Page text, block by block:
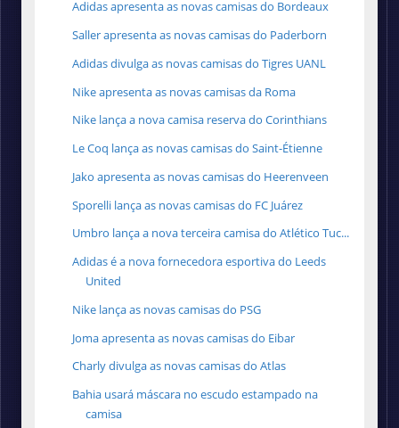
Adidas apresenta as novas camisas do Bordeaux
Saller apresenta as novas camisas do Paderborn
Adidas divulga as novas camisas do Tigres UANL
Nike apresenta as novas camisas da Roma
Nike lança a nova camisa reserva do Corinthians
Le Coq lança as novas camisas do Saint-Étienne
Jako apresenta as novas camisas do Heerenveen
Sporelli lança as novas camisas do FC Juárez
Umbro lança a nova terceira camisa do Atlético Tuc...
Adidas é a nova fornecedora esportiva do Leeds
United
Nike lança as novas camisas do PSG
Joma apresenta as novas camisas do Eibar
Charly divulga as novas camisas do Atlas
Bahia usará máscara no escudo estampado na
camisa